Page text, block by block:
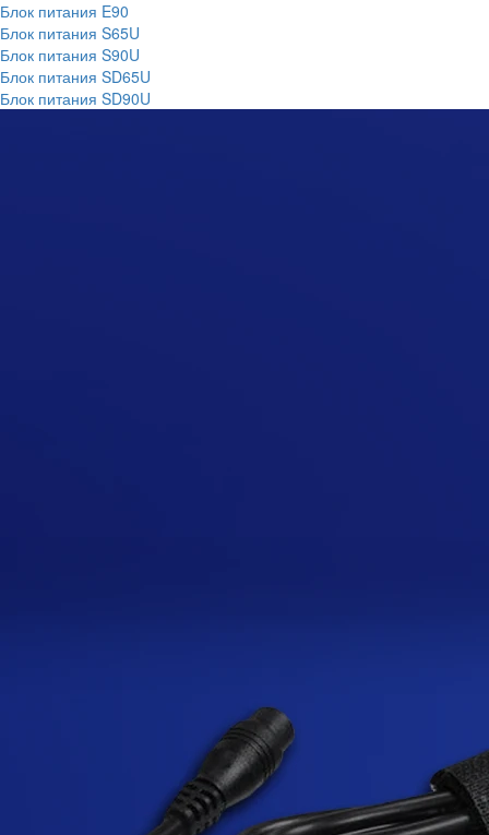
Блок питания E90
Блок питания S65U
Блок питания S90U
Блок питания SD65U
Блок питания SD90U